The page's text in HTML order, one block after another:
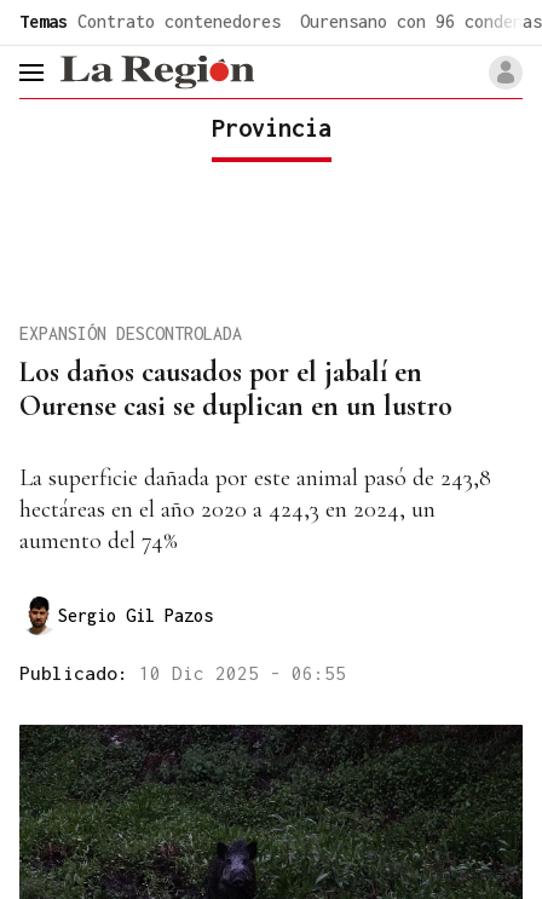
Temas Contrato contenedores Ourensano con 96 condenas
header.menu.open
Provincia
Los daños causados por el jabalí en
Ourense casi se duplican en un lustro
EXPANSIÓN DESCONTROLADA
La superficie dañada por este animal pasó de 243,8
hectáreas en el año 2020 a 424,3 en 2024, un
aumento del 74%
Sergio Gil Pazos
Publicado: 10 Dic 2025 - 06:55